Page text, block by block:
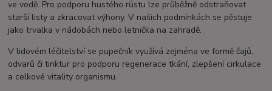
ve vodě. Pro podporu hustého růstu lze průběžně odstraňovat
starší listy a zkracovat výhony. V našich podmínkách se pěstuje
jako trvalka v nádobách nebo letnička na zahradě.
V lidovém léčitelství se pupečník využívá zejména ve formě čajů,
odvarů či tinktur pro podporu regenerace tkání, zlepšení cirkulace
a celkové vitality organismu.